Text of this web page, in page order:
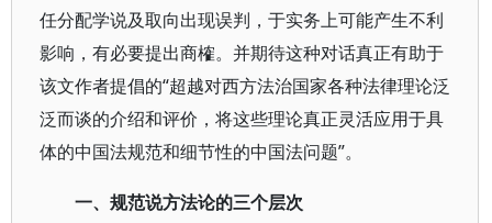
任分配学说及取向出现误判，于实务上可能产生不利
影响，有必要提出商榷。并期待这种对话真正有助于
该文作者提倡的“超越对西方法治国家各种法律理论泛
泛而谈的介绍和评价，将这些理论真正灵活应用于具
体的中国法规范和细节性的中国法问题”。
一、规范说方法论的三个层次